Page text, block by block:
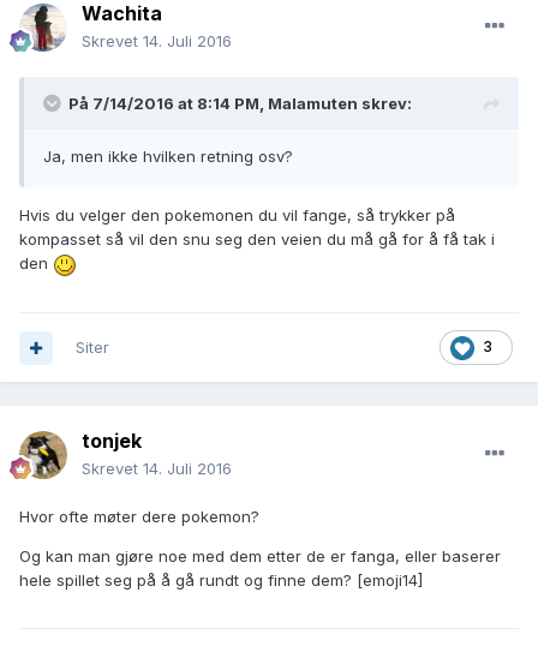
Wachita
Skrevet 14. Juli 2016
På 7/14/2016 at 8:14 PM, Malamuten skrev:
Ja, men ikke hvilken retning osv?
Hvis du velger den pokemonen du vil fange, så trykker på
kompasset så vil den snu seg den veien du må gå for å få tak i
den
3
Siter
tonjek
Skrevet 14. Juli 2016
Hvor ofte møter dere pokemon?
Og kan man gjøre noe med dem etter de er fanga, eller baserer
hele spillet seg på å gå rundt og finne dem? [emoji14]